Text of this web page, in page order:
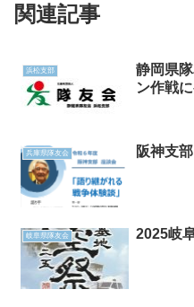
関連記事
浜松支部
静岡県
ン作戦
兵庫県隊友会 阪神支
岐阜県隊友会 2025岐